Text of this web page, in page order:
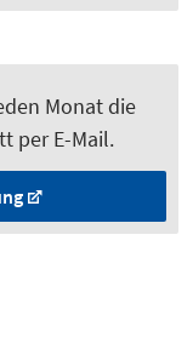
Monat die
per E-Mail.